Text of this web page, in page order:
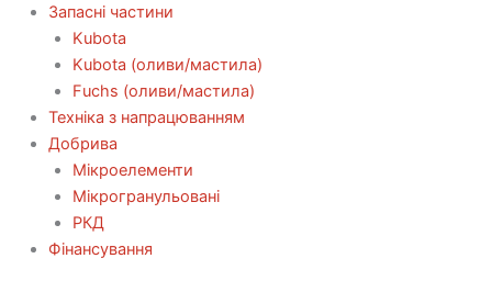
Запасні частини
Kubota
Kubota (оливи/мастила)
Fuchs (оливи/мастила)
Техніка з напрацюванням
Добрива
Мікроелементи
Мікрогранульовані
РКД
Фінансування